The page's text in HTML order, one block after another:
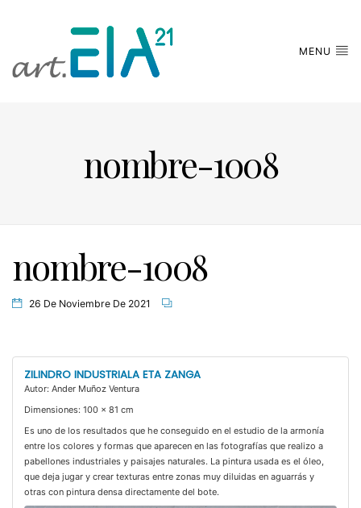
MENU
nombre-1008
nombre-1008
26 De Noviembre De 2021
ZILINDRO INDUSTRIALA ETA ZANGA
Autor: Ander Muñoz Ventura
Dimensiones: 100 x 81 cm
Es uno de los resultados que he conseguido en el estudio de la armonía
entre los colores y formas que aparecen en las fotografías que realizo a
pabellones industriales y paisajes naturales. La pintura usada es el óleo,
que deja jugar y crear texturas entre zonas muy diluidas en aguarrás y
otras con pintura densa directamente del bote.